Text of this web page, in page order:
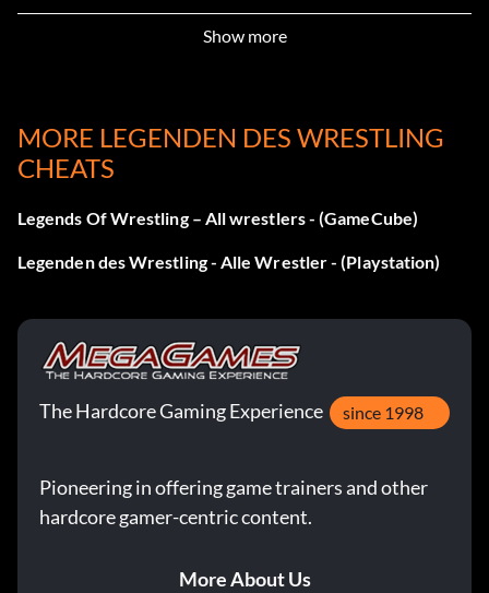
einen Spott durchführst, bist du offen für einen Angriff
deines Gegners. Führen Sie dies am besten aus, wenn Ihr
Skip matches in career mode
Wenn Sie sich in einem Match im Karrieremodus
befinden, wählen Sie "Match beenden" und Sie können in
Zeichen
Get Dory Funk
Beat career mode using Tony Funk
Show more
MORE LEGENDEN DES WRESTLING
CHEATS
Legends Of Wrestling – All wrestlers - (GameCube)
Legenden des Wrestling - Alle Wrestler - (Playstation)
The Hardcore Gaming Experience since 1998
Pioneering in offering game trainers and other
hardcore gamer-centric content.
More About Us